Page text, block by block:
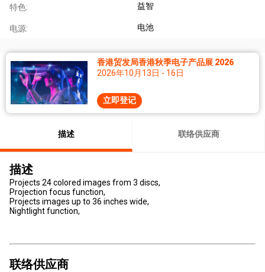
特色: 益智
电源: 电池
香港贸发局香港秋季电子产品展 2026
2026年10月13日 - 16日
立即登记
描述 联络供应商
描述
Projects 24 colored images from 3 discs,
Projection focus function,
Projects images up to 36 inches wide,
Nightlight function,
联络供应商